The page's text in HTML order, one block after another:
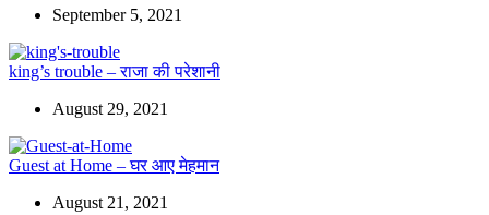
September 5, 2021
king’s trouble – राजा की परेशानी
August 29, 2021
Guest at Home – घर आए मेहमान
August 21, 2021